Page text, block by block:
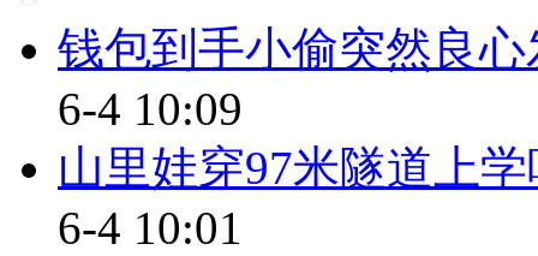
纯净水》、《瓶(桶)装饮用纯净
准》等标准进行清理，将尽快
准。
【口播】广播上说今儿最高温
瞧瞧窗外，又是灰蒙蒙一片。
钱包到手小偷突然良
6-4 10:09
山里娃穿97米隧道上
6-4 10:01